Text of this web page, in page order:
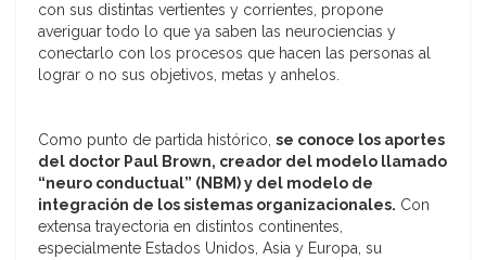
con sus distintas vertientes y corrientes, propone
averiguar todo lo que ya saben las neurociencias y
conectarlo con los procesos que hacen las personas al
lograr o no sus objetivos, metas y anhelos.
Como punto de partida histórico, se conoce los aportes
del doctor Paul Brown, creador del modelo llamado
“neuro conductual” (NBM) y del modelo de
integración de los sistemas organizacionales. Con
extensa trayectoria en distintos continentes,
especialmente Estados Unidos, Asia y Europa, su